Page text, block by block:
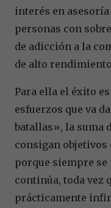
interés en
personas con
de adicción a la
de alto
Para ella el éxito
esfuerzos que va
batallas», la suma
consigan objetivos
porque siempre se
continúa, toda vez
prácticamente